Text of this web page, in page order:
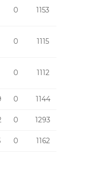
0 1153
0 1115
0 1112
0 1144
0 1293
0 1162